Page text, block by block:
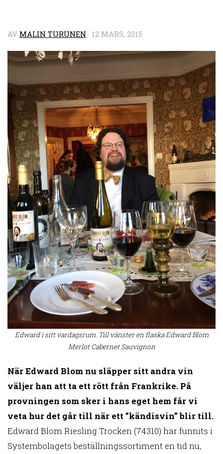
AV MALIN TURUNEN · 12 MARS, 2015
Edward i sitt vardagsrum. Till vänster en flaska Edward Blom
Merlot Cabernet Sauvignon
När Edward Blom nu släpper sitt andra vin
väljer han att ta ett rött från Frankrike. På
provningen som sker i hans eget hem får vi
veta hur det går till när ett ”kändisvin” blir till.
Edward Blom Riesling Trocken (74310) har funnits i
Systembolagets beställningssortiment en tid nu,